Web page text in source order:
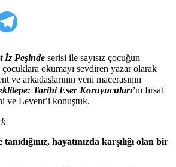
İz Peşinde serisi ile sayısız çocuğun
okumayı sevdiren yazar olarak
ve arkadaşlarının yeni macerasının
Tarihi Eser Koruyucuları’nı fırsat
ve Levent’i konuştuk.
hayatınızda karşılığı olan bir